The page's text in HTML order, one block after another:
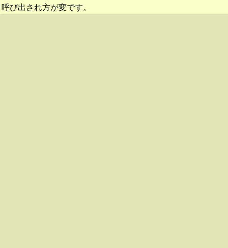
呼び出され方が変です。